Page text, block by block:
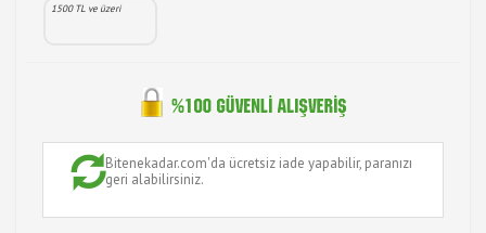
1500 TL ve üzeri
Bitenekadar.com'da ücretsiz iade yapabilir, paranızı
geri alabilirsiniz.